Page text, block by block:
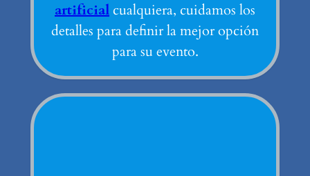
artificialcualquiera, cuidamos los
detalles para definir la mejor opción
para su evento.